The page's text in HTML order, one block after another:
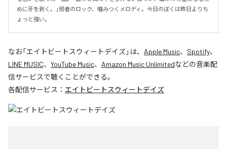
めに牙を剥く。」弱者のロック、噛みつくメロディ。今日のぼくは昨日よりち
ょっと強い。
なお「エイトビートスウィートデイズ」は、 Apple Music、 Spotify、
LINE MUSIC、 YouTube Music、 Amazon Music Unlimitedなどの音楽配
信サービスで聴くことができる。
各配信サービス： エイトビートスウィートデイズ